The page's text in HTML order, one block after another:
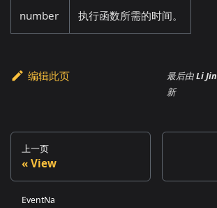
number 执行函数所需的时间。
编辑此页 最后由Li Jin
新
上一页
View
EventNa